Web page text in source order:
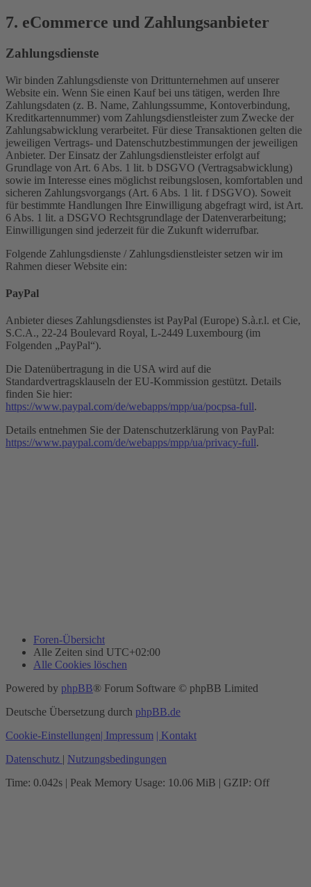
7. eCommerce und Zahlungs­anbieter
Zahlungsdienste
Wir binden Zahlungsdienste von Drittunternehmen auf unserer
Website ein. Wenn Sie einen Kauf bei uns tätigen, werden Ihre
Zahlungsdaten (z. B. Name, Zahlungssumme, Kontoverbindung,
Kreditkartennummer) vom Zahlungsdienstleister zum Zwecke der
Zahlungsabwicklung verarbeitet. Für diese Transaktionen gelten die
jeweiligen Vertrags- und Datenschutzbestimmungen der jeweiligen
Anbieter. Der Einsatz der Zahlungsdienstleister erfolgt auf
Grundlage von Art. 6 Abs. 1 lit. b DSGVO (Vertragsabwicklung)
sowie im Interesse eines möglichst reibungslosen, komfortablen und
sicheren Zahlungsvorgangs (Art. 6 Abs. 1 lit. f DSGVO). Soweit
für bestimmte Handlungen Ihre Einwilligung abgefragt wird, ist Art.
6 Abs. 1 lit. a DSGVO Rechtsgrundlage der Datenverarbeitung;
Einwilligungen sind jederzeit für die Zukunft widerrufbar.
Folgende Zahlungsdienste / Zahlungsdienstleister setzen wir im
Rahmen dieser Website ein:
PayPal
Anbieter dieses Zahlungsdienstes ist PayPal (Europe) S.à.r.l. et Cie,
S.C.A., 22-24 Boulevard Royal, L-2449 Luxembourg (im
Folgenden „PayPal“).
Die Datenübertragung in die USA wird auf die
Standardvertragsklauseln der EU-Kommission gestützt. Details
finden Sie hier:
https://www.paypal.com/de/webapps/mpp/ua/pocpsa-full.
Details entnehmen Sie der Datenschutzerklärung von PayPal:
https://www.paypal.com/de/webapps/mpp/ua/privacy-full.
Foren-Übersicht
Alle Zeiten sind UTC+02:00
Alle Cookies löschen
Powered by phpBB® Forum Software © phpBB Limited
Deutsche Übersetzung durch phpBB.de
Cookie-Einstellungen| Impressum | Kontakt
Datenschutz | Nutzungsbedingungen
Time: 0.042s | Peak Memory Usage: 10.06 MiB | GZIP: Off